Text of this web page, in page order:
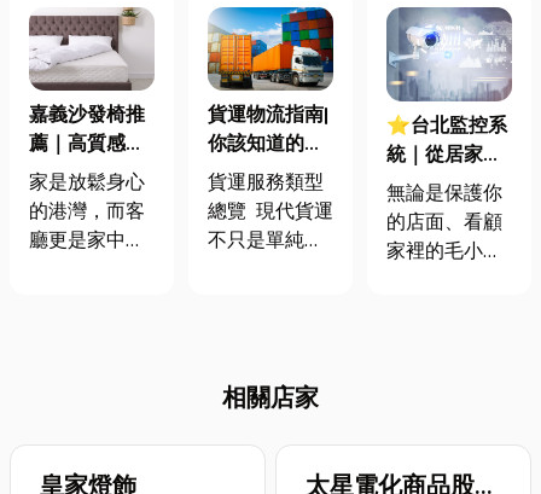
嘉義沙發椅推
薦｜高質感的
設計，舒適不
妥協
家是放鬆身心
的港灣，而客
廳更是家中的
的家尋找理想
的沙發？面對
貨運物流指南|
你該知道的實
用知識與選擇
方向
貨運服務類型
總覽 現代貨運
不只是單純的
統性服務。依
照需求不同，
大致可分為以
⭐台北監控系
統｜從居家到
商家，監控系
統如何保護
你？監控系統
無論是保護你
的店面、看顧
家裡的毛小
麼，一套基本
的監控系統到
相關店家
皇家燈飾
太星電化商品股份